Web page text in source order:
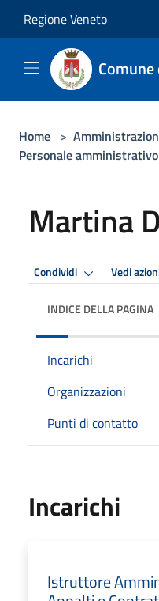
Regione Veneto
Home >
Personale amministrativo
Martina
Condividi Vedi
INDICE DELLA PAGINA
Incarichi
Organizzazioni
Punti di contatto
Incarichi
Istruttore